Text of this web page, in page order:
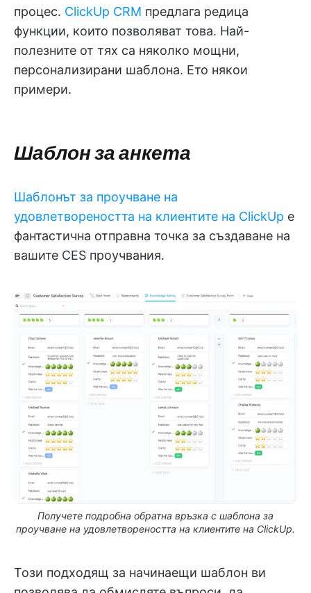
процес. ClickUp CRM предлага редица
функции, които позволяват това. Най-
полезните от тях са няколко мощни,
персонализирани шаблона. Ето някои
примери.
Шаблон за анкета
Шаблонът за проучване на
удовлетвореността на клиентите на ClickUp е
фантастична отправна точка за създаване на
вашите CES проучвания.
Получете подробна обратна връзка с шаблона за
проучване на удовлетвореността на клиентите на ClickUp.
Този подходящ за начинаещи шаблон ви